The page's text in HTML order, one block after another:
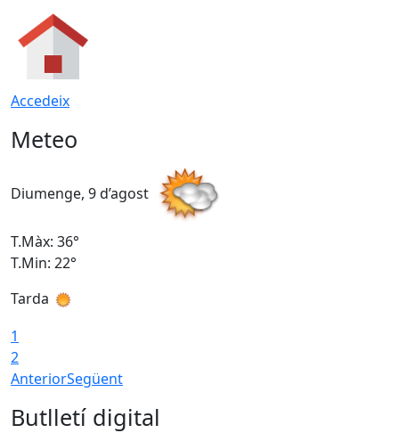
Accedeix
Meteo
Diumenge, 9 d’agost
T.Màx: 36°
T.Min: 22°
Tarda
1
2
AnteriorSegüent
Butlletí digital